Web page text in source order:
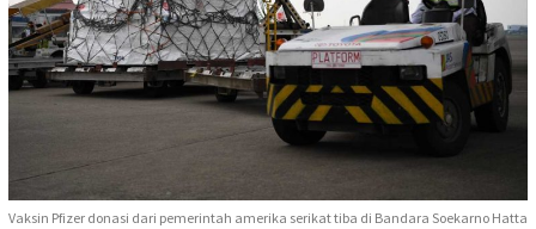
Vaksin Pfizer donasi dari pemerintah amerika serikat tiba di Bandara Soekarno Hatta